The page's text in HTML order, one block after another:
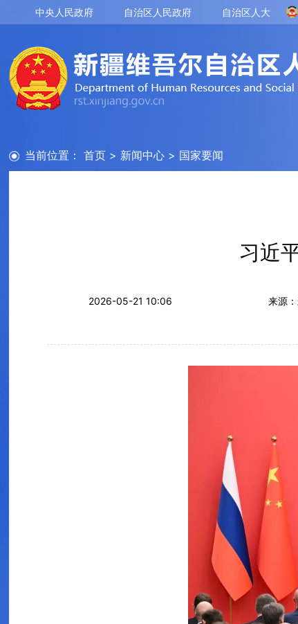
中央人民政府 自治区人民政府 自治区人大
当前位置： 首页 > 新闻中心 > 国家要闻
习近
2026-05-21 10:06 来源